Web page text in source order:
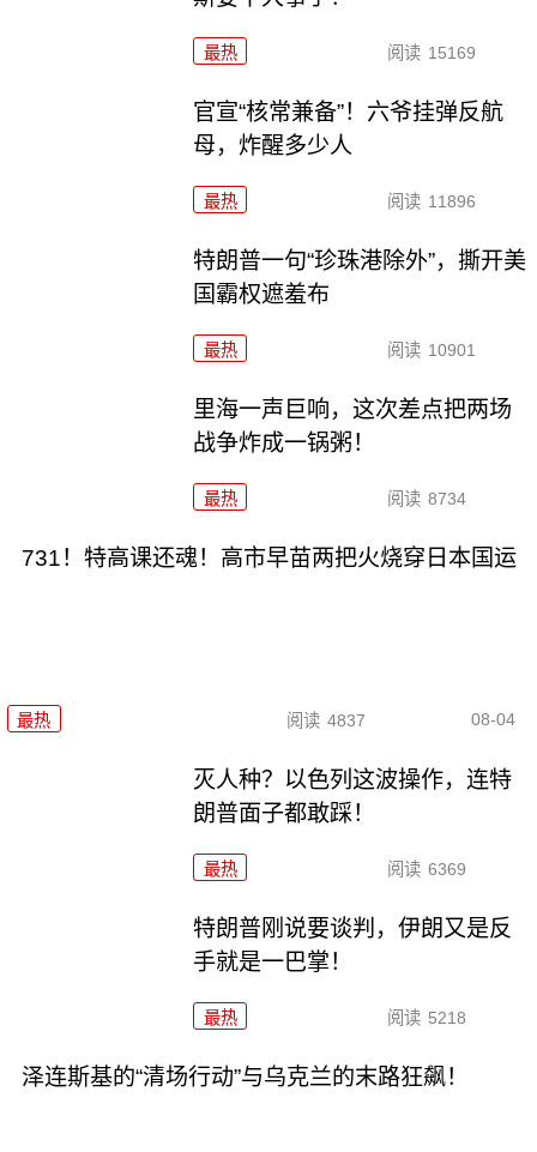
最热 阅读 15169
官宣“核常兼备”！六爷挂弹反航
母，炸醒多少人
最热 阅读 11896
特朗普一句“珍珠港除外”，撕开美
国霸权遮羞布
最热 阅读 10901
里海一声巨响，这次差点把两场
战争炸成一锅粥！
最热 阅读 8734
731！特高课还魂！高市早苗两把火烧穿日本国运
最热 阅读 4837 08-04
灭人种？以色列这波操作，连特
朗普面子都敢踩！
最热 阅读 6369
特朗普刚说要谈判，伊朗又是反
手就是一巴掌！
最热 阅读 5218
泽连斯基的“清场行动”与乌克兰的末路狂飙！